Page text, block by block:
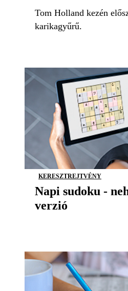
Tom Holland kezén
karikagyűrű.
KERESZTREJTVÉNY
Napi sudoku -
verzió